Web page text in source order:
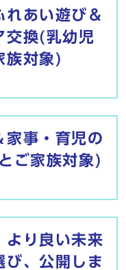
れあい遊び＆
交換(乳幼児
族対象)
家事・育児の
ご家族対象)
より良い未来
び、公開しま